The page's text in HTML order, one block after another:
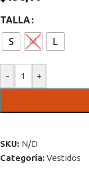
TALLA
S M L
- +
SKU: N/D
Categoría:Vestidos